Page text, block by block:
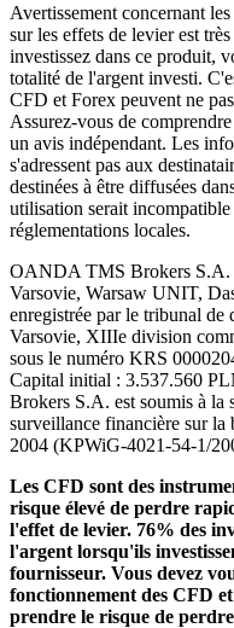
Avertissement concernant
sur les effets de levier est
investissez dans ce produit,
totalité de l'argent investi.
CFD et Forex peuvent ne
Assurez-vous de
un avis indépendant. Les
s'adressent pas aux
destinées à être diffusées
utilisation serait
réglementations locales.
OANDA TMS Brokers S.A.
Varsovie, Warsaw UNIT,
enregistrée par le tribunal de
Varsovie, XIIIe division
sous le numéro KRS
Capital initial : 3.537.560
Brokers S.A. est soumis à la
surveillance financière sur la
2004 (KPWiG-4021-54-1/
Les CFD sont des
risque élevé de perdre
l'effet de levier. 76% des
l'argent lorsqu'ils
fournisseur. Vous devez
fonctionnement des CFD
prendre le risque de